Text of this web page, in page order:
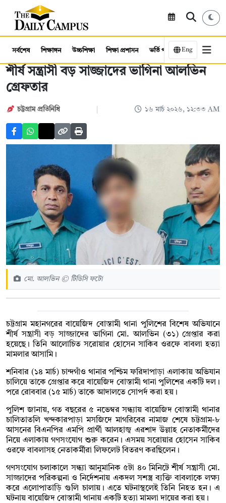
সর্বশেষ শিক্ষাঙ্গন উচ্চশিক্ষা শিক্ষা প্রশাসন ভর্তি পরীক্ষা কর্মসংস্থান
Eng
শীর্ষ সন্ত্রাসী বড় সাজ্জাদের ভাগিনা আলভিন
গ্রেফতার
চট্টগ্রাম প্রতিনিধি ১৬ মার্চ ২০২৬, ১২:৩৩ AM
মো. আলভিন © টিডিসি ফটো
চট্টগ্রাম মহানগরের বায়েজিদ বোস্তামী থানা পুলিশের বিশেষ অভিযানে
শীর্ষ সন্ত্রাসী বড় সাজ্জাদের ভাগিনা মো. আলভিন (৩১) গ্রেপ্তার করা
হয়েছে। তিনি আলোচিত সরোয়ার হোসেন সাকিব ওরফে বাবলা হত্যা
মামলার আসামি।
শনিবার (১৪ মার্চ) চান্দগাঁও থানার পশ্চিম ফরিদাপাড়া এলাকায় অভিযান
চালিয়ে তাকে গ্রেপ্তার করে বায়েজিদ বোস্তামী থানা পুলিশের একটি দল।
পরে রোববার (১৫ মার্চ) তাকে আদালতে সোপর্দ করা হয়।
পুলিশ জানায়, গত বছরের ৫ নভেম্বর সন্ধ্যায় বায়েজিদ বোস্তামী থানার
চালিতাতলি খন্দকারপাড়া মসজিদে মাগরিবের নামাজ শেষে চট্টগ্রাম-৮
আসনের বিএনপির এমপি প্রার্থী আলহাজ্ব এরশাদ উল্লাহ নেতাকর্মীদের
নিয়ে এলাকায় গণসংযোগ শুরু করেন। এসময় সরোয়ার হোসেন সাকিব
ওরফে বাবলাসহ নেতাকর্মীরা লিফলেট বিতরণ করছিলেন।
গণসংযোগ চলাকালে সন্ধ্যা আনুমানিক ৫টা ৪০ মিনিটে শীর্ষ সন্ত্রাসী মো.
সাজ্জাদের পরিকল্পনা ও নির্দেশনায় একদল সশস্ত্র ব্যক্তি বাবলাকে লক্ষ্য
করে এলোপাতাড়ি গুলি চালায়। এতে ঘটনাস্থলেই তিনি নিহত হন। এ
ঘটনায় বায়েজিদ বোস্তামী থানায় একটি হত্যা মামলা দায়ের করা হয়।